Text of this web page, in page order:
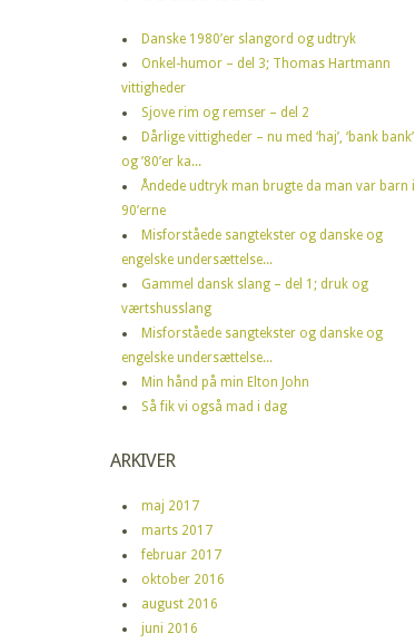
Danske 1980’er slangord og udtryk
Onkel-humor – del 3; Thomas Hartmann
vittigheder
Sjove rim og remser – del 2
Dårlige vittigheder – nu med ‘haj’, ‘bank bank’
og ’80’er ka...
Åndede udtryk man brugte da man var barn i
90’erne
Misforståede sangtekster og danske og
engelske undersættelse...
Gammel dansk slang – del 1; druk og
værtshusslang
Misforståede sangtekster og danske og
engelske undersættelse...
Min hånd på min Elton John
Så fik vi også mad i dag
ARKIVER
maj 2017
marts 2017
februar 2017
oktober 2016
august 2016
juni 2016